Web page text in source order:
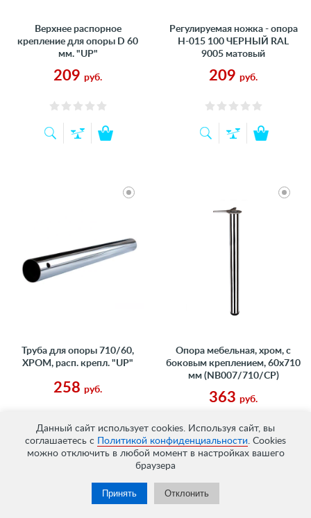
Данный сайт использует cookies. Используя сайт, вы
соглашаетесь с
Политикой конфиденциальности. Cookies
можно отключить в любой момент в настройках вашего
браузера
Принять Отклонить
Верхнее распорное
крепление для опоры D 60
мм. "UP"
209 руб.
Регулируемая ножка - опора
Н-015 100 ЧЕРНЫЙ RAL
9005 матовый
209 руб.
Труба для опоры 710/60,
ХРОМ, расп. крепл. "UP"
258 руб.
Опора мебельная, хром, с
боковым креплением, 60x710
мм (NB007/710/CP)
363 руб.